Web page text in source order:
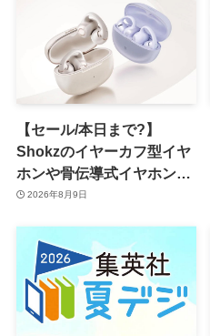
【セール/本日まで?】
Shokzのイヤーカフ型イヤ
ホンや骨伝導式イヤホンが
一律10％のポイント還元に
2026年8月9日